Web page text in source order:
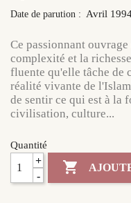
Date de parution : Avril
Ce passionnant
complexité et la
fluente qu'elle tâche de
réalité vivante de
de sentir ce qui est à la
civilisation, culture...
Quantité
+
